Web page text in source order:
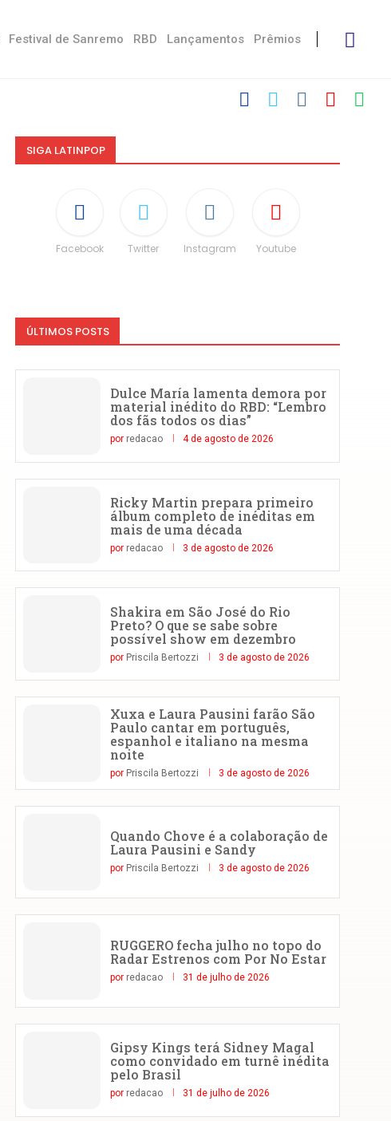
Festival de Sanremo RBD Lançamentos Prêmios
SIGA LATINPOP
Facebook Twitter Instagram Youtube
ÚLTIMOS POSTS
Dulce María lamenta demora por
material inédito do RBD: “Lembro
dos fãs todos os dias”
por redacao 4 de agosto de 2026
Ricky Martin prepara primeiro
álbum completo de inéditas em
mais de uma década
por redacao 3 de agosto de 2026
Shakira em São José do Rio
Preto? O que se sabe sobre
possível show em dezembro
por Priscila Bertozzi 3 de agosto de 2026
Xuxa e Laura Pausini farão São
Paulo cantar em português,
espanhol e italiano na mesma
noite
por Priscila Bertozzi 3 de agosto de 2026
Quando Chove é a colaboração de
Laura Pausini e Sandy
por Priscila Bertozzi 3 de agosto de 2026
RUGGERO fecha julho no topo do
Radar Estrenos com Por No Estar
por redacao 31 de julho de 2026
Gipsy Kings terá Sidney Magal
como convidado em turnê inédita
pelo Brasil
por redacao 31 de julho de 2026